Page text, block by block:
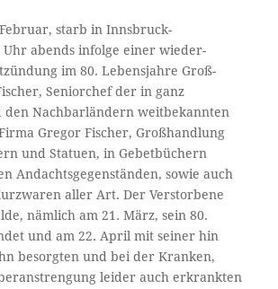
starb in Innsbruck-
abends infolge einer wieder­-
im 80. Lebensjahre Groß-
Seniorchef der in ganz
den Nachbarländern weitbekannten
Gregor Fischer, Großhandlung
und Statuen, in Gebetbüchern
Andachtsgegenständen, sowie auch
aller Art. Der Verstorbene
nämlich am 21. März, sein 80.
und am 22. April mit seiner hin­
besorgten und bei der Kranken,
leider auch erkrankten